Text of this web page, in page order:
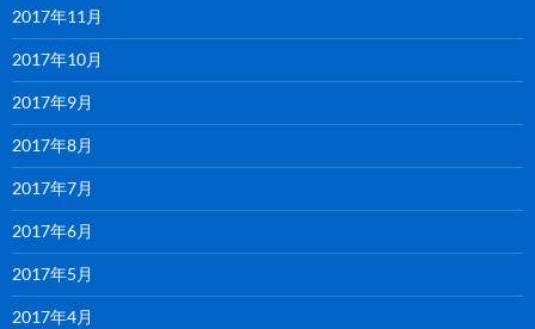
2017年11月
2017年10月
2017年9月
2017年8月
2017年7月
2017年6月
2017年5月
2017年4月